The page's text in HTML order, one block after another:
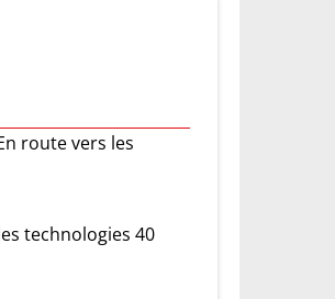
route vers les
technologies 40